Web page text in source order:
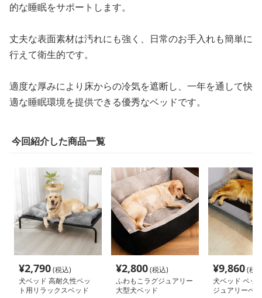
的な睡眠をサポートします。
丈夫な表面素材は汚れにも強く、日常のお手入れも簡単に
行えて衛生的です。
適度な厚みにより床からの冷気を遮断し、一年を通して快
適な睡眠環境を提供できる優秀なベッドです。
今回紹介した商品一覧
¥2,790(税込)
犬ベッド 高耐久性ペッ
ト用リラックスベッド
¥2,800(税込)
ふわもこラグジュアリー
大型犬ベッド
¥9,860(税
犬ベッド ペッ
ジュアリーベ